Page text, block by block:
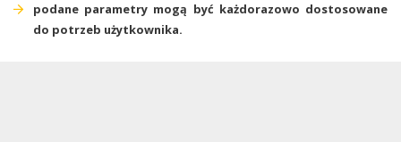
podane parametry mogą być każdorazowo dostosowane
do potrzeb użytkownika.